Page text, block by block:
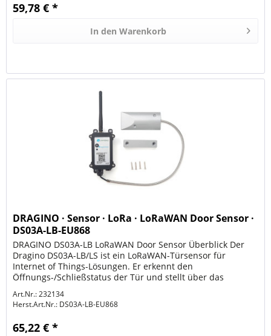
59,78 € *
In den Warenkorb
DRAGINO · Sensor · LoRa · LoRaWAN Door Sensor ·
DS03A-LB-EU868
DRAGINO DS03A-LB LoRaWAN Door Sensor Überblick Der
Dragino DS03A-LB/LS ist ein LoRaWAN-Türsensor für
Internet of Things-Lösungen. Er erkennt den
Öffnungs-/Schließstatus der Tür und stellt über das
Art.Nr.: 232134
Herst.Art.Nr.: DS03A-LB-EU868
65,22 € *